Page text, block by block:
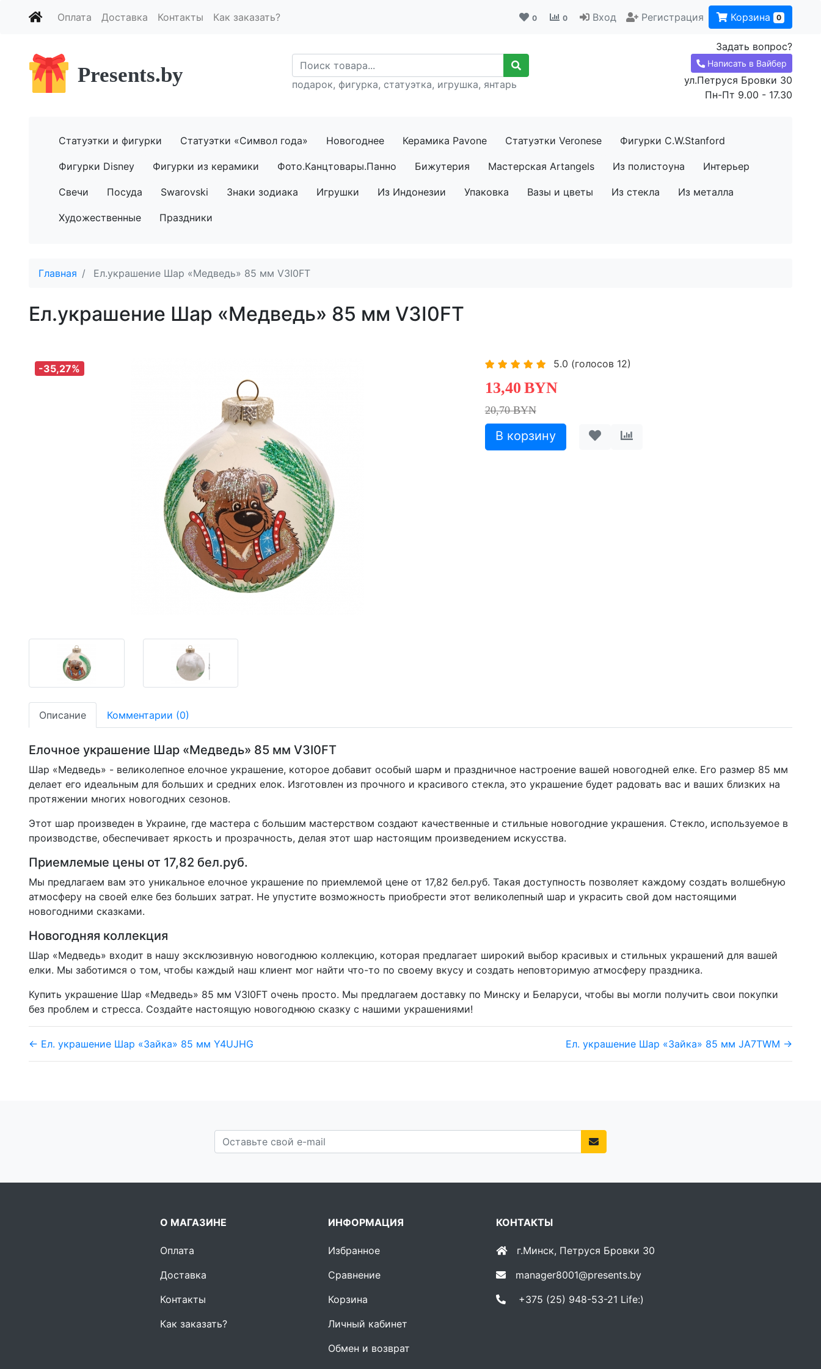
Оплата Доставка Контакты Как заказать? 0 0 Вход Регистрация Корзина 0
Presents.by подарок, фигурка, статуэтка, игрушка, янтарь
Задать вопрос?
Написать в Вайбер
ул.Петруся Бровки 30
Пн-Пт 9.00 - 17.30
Статуэтки и фигурки Статуэтки «Символ года» Новогоднее Керамика Pavone Статуэтки Veronese Фигурки C.W.Stanford
Фигурки Disney Фигурки из керамики Фото.Канцтовары.Панно Бижутерия Мастерская Artangels Из полистоуна Интерьер
Свечи Посуда Swarovski Знаки зодиака Игрушки Из Индонезии Упаковка Вазы и цветы Из стекла Из металла
Художественные Праздники
Главная Ел.украшение Шар «Медведь» 85 мм V3I0FT
Ел.украшение Шар «Медведь» 85 мм V3I0FT
-35,27%
-35,27%
5.0 (голосов 12)
13,40 BYN
20,70 BYN
Описание Комментарии (0)
Елочное украшение Шар «Медведь» 85 мм V3I0FT
Шар «Медведь» - великолепное елочное украшение, которое добавит особый шарм и праздничное настроение вашей новогодней елке. Его размер 85 мм
делает его идеальным для больших и средних елок. Изготовлен из прочного и красивого стекла, это украшение будет радовать вас и ваших близких на
протяжении многих новогодних сезонов.
Этот шар произведен в Украине, где мастера с большим мастерством создают качественные и стильные новогодние украшения. Стекло, используемое в
производстве, обеспечивает яркость и прозрачность, делая этот шар настоящим произведением искусства.
Приемлемые цены от 17,82 бел.руб.
Мы предлагаем вам это уникальное елочное украшение по приемлемой цене от 17,82 бел.руб. Такая доступность позволяет каждому создать волшебную
атмосферу на своей елке без больших затрат. Не упустите возможность приобрести этот великолепный шар и украсить свой дом настоящими
новогодними сказками.
Новогодняя коллекция
Шар «Медведь» входит в нашу эксклюзивную новогоднюю коллекцию, которая предлагает широкий выбор красивых и стильных украшений для вашей
елки. Мы заботимся о том, чтобы каждый наш клиент мог найти что-то по своему вкусу и создать неповторимую атмосферу праздника.
Купить украшение Шар «Медведь» 85 мм V3I0FT очень просто. Мы предлагаем доставку по Минску и Беларуси, чтобы вы могли получить свои покупки
без проблем и стресса. Создайте настоящую новогоднюю сказку с нашими украшениями!
← Ел. украшение Шар «Зайка» 85 мм Y4UJHG Ел. украшение Шар «Зайка» 85 мм JA7TWM →
О МАГАЗИНЕ
Оплата
Доставка
Контакты
Как заказать?
ИНФОРМАЦИЯ
Избранное
Сравнение
Корзина
Личный кабинет
Обмен и возврат
КОНТАКТЫ
г.Минск, Петруся Бровки 30
manager8001@presents.by
+375 (25) 948-53-21 Life:)